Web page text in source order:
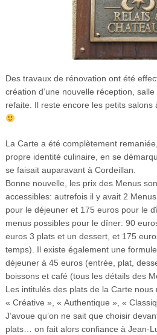
Des travaux de rénovation ont été
création d’une nouvelle réception,
refaite. Il reste encore les petits salons
La Carte a été complètement
propre identité culinaire, en se
se faisait auparavant à Cordeillan.
Bonne nouvelle, les prix des Menus
accessibles: autrefois il y avait 2
pour le déjeuner et 175 euros pour le
menus possibles pour le dîner: 90
euros 3 plats et un dessert, et 175
temps). Il existe également une
déjeuner à 45 euros (entrée, plat,
boissons et café (tous les détails des
Les intitulés des plats de la Carte nous
« Créative », « Authentique », «
J’avoue qu’on ne sait que choisir
plats… on fait alors confiance à Jean-